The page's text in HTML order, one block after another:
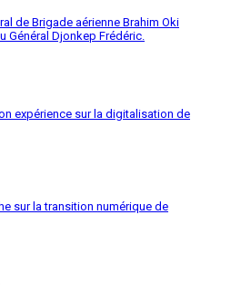
de Brigade aérienne Brahim Oki
Général Djonkep Frédéric.
expérience sur la digitalisation de
sur la transition numérique de